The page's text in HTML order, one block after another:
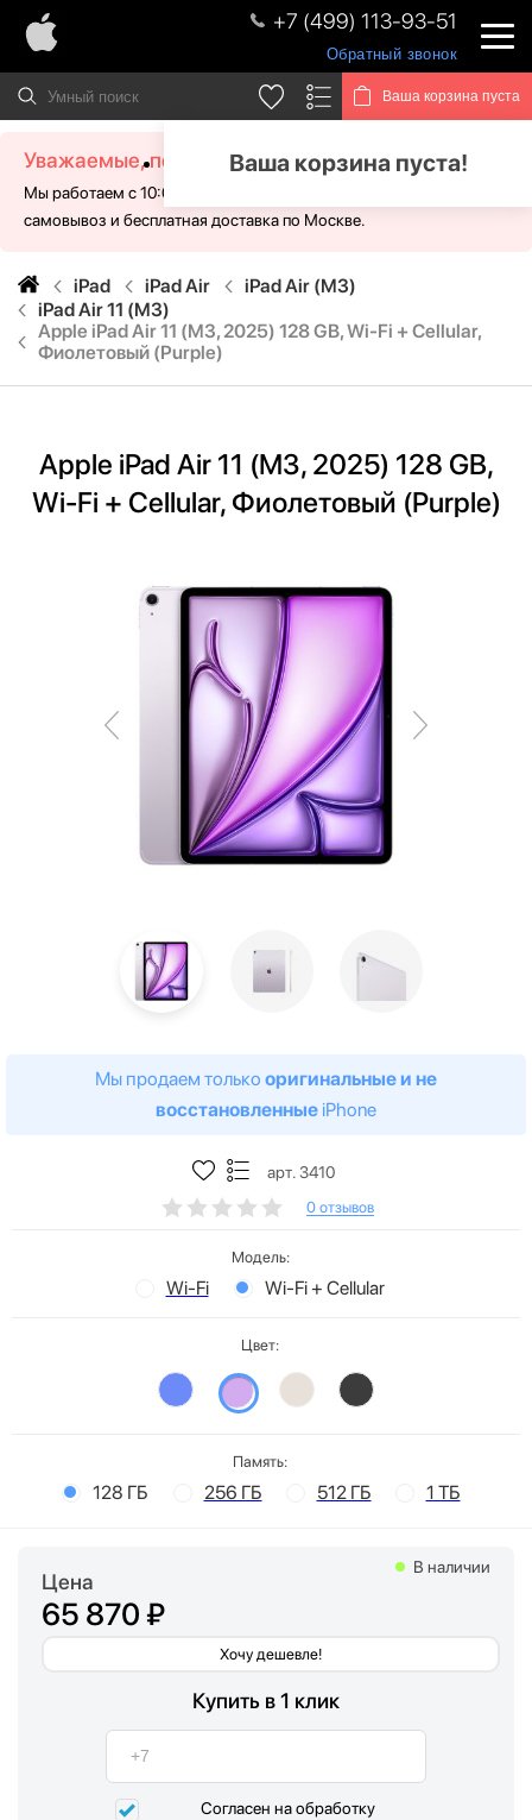
+7 (499) 113-93-51
Обратный звонок
Ваша корзина пуста
Ваша корзина пуста!
Уважаемые, посетители!
Мы работаем с 10:00 - 21:00 без выходных. Для Вас доступен
самовывоз и бесплатная доставка по Москве.
iPad iPad Air
iPad Air (M3)
iPad Air 11 (M3)
Apple iPad Air 11 (M3, 2025) 128 GB, Wi-Fi + Cellular,
Фиолетовый (Purple)
Apple iPad Air 11 (M3, 2025) 128 GB,
Wi-Fi + Cellular, Фиолетовый (Purple)
Мы продаем только оригинальные и не
восстановленные iPhone
арт. 3410
0 отзывов
Модель:
Wi-Fi Wi-Fi + Cellular
Цвет:
Память:
128 ГБ 256 ГБ 512 ГБ 1 ТБ
Цена
65 870 ₽
Хочу дешевле!
В наличии
Купить в 1 клик
Согласен на обработку